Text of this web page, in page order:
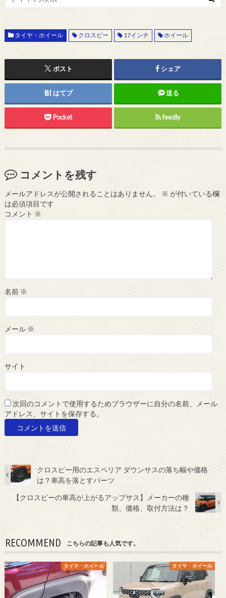
タイヤ・ホイール クロスビー 17インチ ホイール
ポスト シェア
はてブ 送る
Pocket feedly
コメントを残す
メールアドレスが公開されることはありません。 ※ が付いている欄
は必須項目です
コメント ※
名前 ※
メール ※
サイト
次回のコメントで使用するためブラウザーに自分の名前、メール
アドレス、サイトを保存する。
クロスビー用のエスペリア ダウンサスの落ち幅や価格
は？車高を落とすパーツ
【クロスビーの車高が上がるアップサス】メーカーの種
類、価格、取付方法は？
RECOMMEND こちらの記事も人気です。
タイヤ・ホイール タイヤ・ホイール